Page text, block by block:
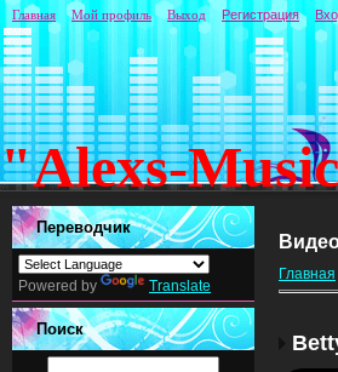
"Alexs-
Главная Мой профиль Выход Регистрация
Переводчик
Powered by Translate
Поиск
Главная